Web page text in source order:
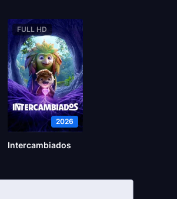
FULL HD
2026
Intercambiados